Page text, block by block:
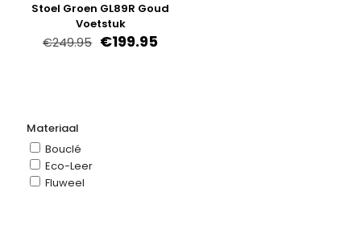
Stoel Groen GL89R Goud
Voetstuk
€249.95 Oorspronkelijke
€199.95Huidige
Materiaal
Bouclé
Eco-Leer
Fluweel